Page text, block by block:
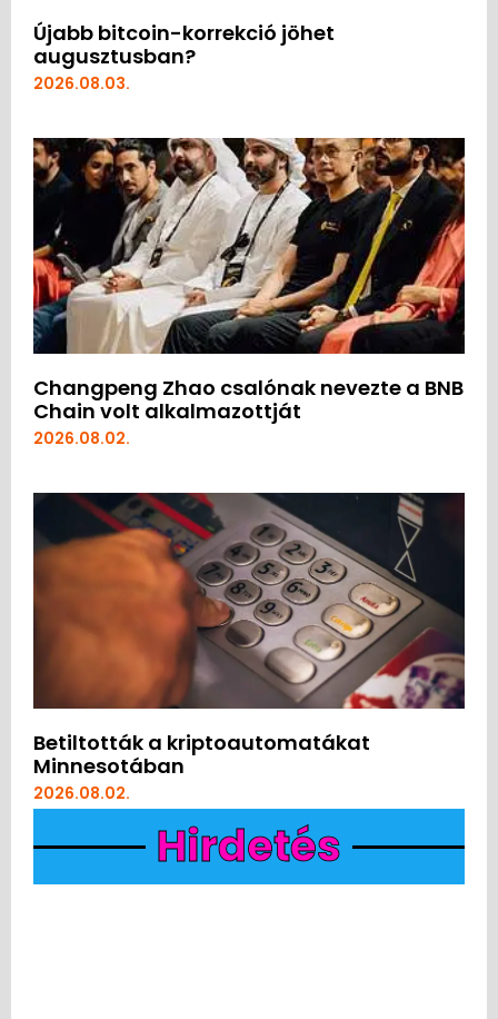
Újabb bitcoin-korrekció jöhet
augusztusban?
2026.08.03.
Changpeng Zhao csalónak nevezte a BNB
Chain volt alkalmazottját
2026.08.02.
Betiltották a kriptoautomatákat
Minnesotában
2026.08.02.
Hirdetés